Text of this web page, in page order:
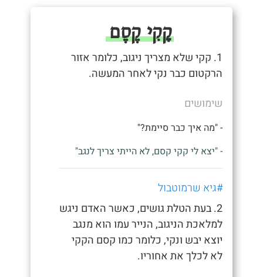
קָקִי קֶסֶם
1. קקי שלא מצריך ניגוב, כלומר אזור
הרקטום כבר נקי לאחר המעשה.
שימושים
- "מה איך כבר סיימת?"
- "יצא לי קקי קסם, לא הייתי צריך לנגב"
#גיא שרמוטבול
2. בעת הטלת גושים, כאשר האדם ניגש
למלאכת הניגוב, הנייר עמו הוא מנגב
יוצא יבש ונקי, כלומר כמו קסם הקקי
לא לכלך את אחוריו.